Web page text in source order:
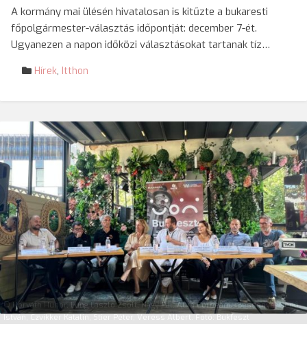
A kormány mai ülésén hivatalosan is kitűzte a bukaresti
főpolgármester-választás időpontját: december 7-ét.
Ugyanezen a napon időközi választásokat tartanak tíz…
Hírek, Itthon
© Horváth Hunor, Lung László Zsolt, Nagy Pál, Aura Corbeanu, Bessenyei Gedő
István, Czvikker Katalin, Stier Péter, Veress Albert. Fotó: Bukfeszt